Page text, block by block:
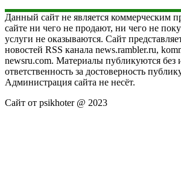
Данный сайт не является коммерческим
сайте ни чего не продают, ни чего не
услуги не оказываются. Сайт
новостей RSS канала news.rambler.ru,
newsru.com. Материалы публикуются без
ответственность за достоверность
Администрация сайта не несёт.
Сайт от psikhoter @ 2023